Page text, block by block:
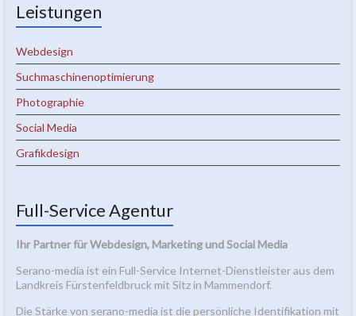
Leistungen
Webdesign
Suchmaschinenoptimierung
Photographie
Social Media
Grafikdesign
Full-Service Agentur
Ihr Partner für Webdesign, Marketing und Social Media
Serano-media ist ein Full-Service Internet-Dienstleister aus dem
Landkreis Fürstenfeldbruck mit Sitz in Mammendorf.
Die Stärke von serano-media ist die persönliche Identifikation mit